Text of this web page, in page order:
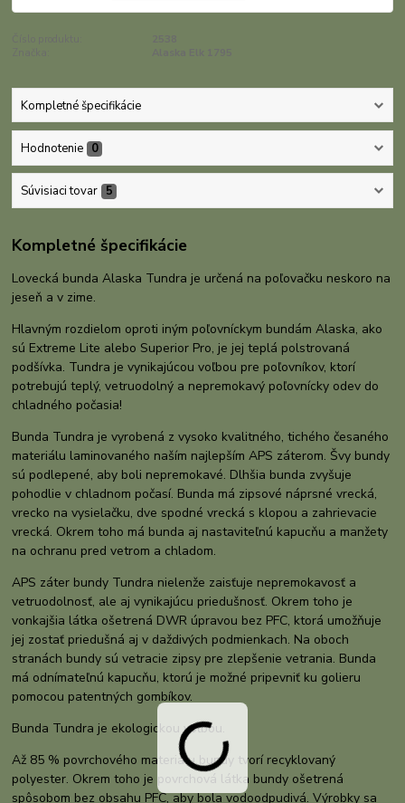
Kompletné špecifikácie
Hodnotenie 0
Súvisiaci tovar 5
Kompletné špecifikácie
Lovecká bunda Alaska Tundra je určená na poľovačku neskoro na
jeseň a v zime.
Hlavným rozdielom oproti iným poľovníckym bundám Alaska, ako
sú Extreme Lite alebo Superior Pro, je jej teplá polstrovaná
podšívka. Tundra je vynikajúcou voľbou pre poľovníkov, ktorí
potrebujú teplý, vetruodolný a nepremokavý poľovnícky odev do
chladného počasia!
Bunda Tundra je vyrobená z vysoko kvalitného, ​​tichého česaného
materiálu laminovaného naším najlepším APS záterom. Švy bundy
sú podlepené, aby boli nepremokavé. Dlhšia bunda zvyšuje
pohodlie v chladnom počasí. Bunda má zipsové náprsné vrecká,
vrecko na vysielačku, dve spodné vrecká s klopou a zahrievacie
vrecká. Okrem toho má bunda aj nastaviteľnú kapucňu a manžety
na ochranu pred vetrom a chladom.
APS záter bundy Tundra nielenže zaisťuje nepremokavosť a
vetruodolnosť, ale aj vynikajúcu priedušnosť. Okrem toho je
vonkajšia látka ošetrená DWR úpravou bez PFC, ktorá umožňuje
jej zostať priedušná aj v daždivých podmienkach. Na oboch
stranách bundy sú vetracie zipsy pre zlepšenie vetrania. Bunda
má odnímateľnú kapucňu, ktorú je možné pripevniť ku golieru
pomocou patentných gombíkov.
Bunda Tundra je ekologickou voľbou.
Až 85 % povrchového materiálu bundy tvorí recyklovaný
polyester. Okrem toho je povrchová látka bundy ošetrená
spôsobom bez obsahu PFC, aby bola vodoodpudivá. Výrobky sa